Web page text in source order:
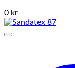
0 kr